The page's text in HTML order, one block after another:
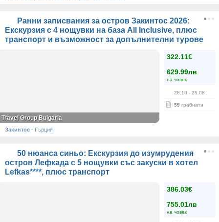
Ранни записвания за остров Закинтос 2026:
Екскурзия с 4 нощувки на база All Inclusive, плюс
транспорт и възможност за допълнителни турове
322.11€
629.99лв
на човек
28.10 - 25.08
59 грабнати
Travel Group Bulgaria
Закинтос · Гърция
50 нюанса синьо: Екскурзия до изумрудения
остров Лефкада с 5 нощувки със закуски в хотел
Lefkas****, плюс транспорт
386.03€
755.01лв
на човек